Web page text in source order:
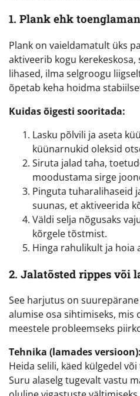
1. Plank ehk
Plank on vaieldamatult üks
aktiveerib kogu kerekeskosa,
lihased, ilma selgroogu
õpetab keha hoidma
Kuidas õigesti sooritada:
Lasku põlvili ja aseta
küünarnukid oleksid
Siruta jalad taha,
moodustama sirge
Pinguta tuharalihaseid
suunas, et aktiveerida
Väldi selja nõgusaks
kõrgele tõstmist.
Hinga rahulikult ja hoia
2. Jalatõsted rippes või
See harjutus on
alumise osa sihtimiseks, mis
meestele probleemseks
Tehnika (lamades versioon):
Heida selili, käed külgedel
Suru alaselg tugevalt vastu